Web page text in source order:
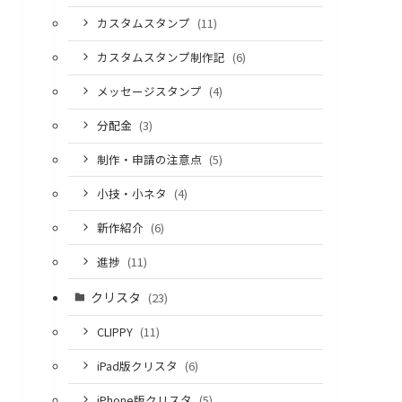
カスタムスタンプ (11)
カスタムスタンプ制作記 (6)
メッセージスタンプ (4)
分配金 (3)
制作・申請の注意点 (5)
小技・小ネタ (4)
新作紹介 (6)
進捗 (11)
クリスタ (23)
CLIPPY (11)
iPad版クリスタ (6)